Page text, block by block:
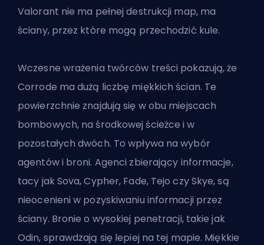
Valorant nie ma pełnej destrukcji map, ma
ściany, przez które mogą przechodzić kule.
Wczesne wrażenia twórców treści pokazują, że
Corrode ma dużą liczbę miękkich ścian. Te
powierzchnie znajdują się w obu miejscach
bombowych, na środkowej ścieżce i w
pozostałych dwóch. To wpływa na wybór
agentów i broni. Agenci zbierający informacje,
tacy jak Sova, Cypher, Fade, Tejo czy Skye, są
nieocenieni w pozyskiwaniu informacji przez
ściany. Bronie o wysokiej penetracji, takie jak
Odin, sprawdzają się lepiej na tej mapie. Miękkie